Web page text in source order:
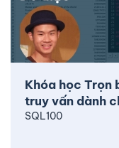
Khóa học Trọn
truy vấn dành
SQL100